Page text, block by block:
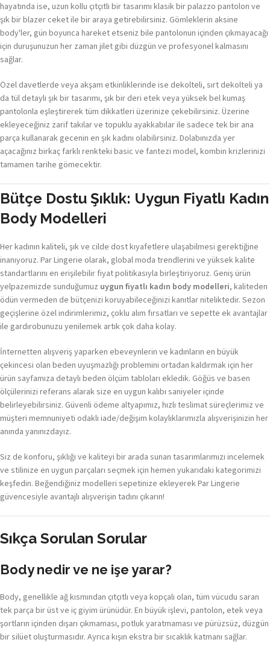
hayatında ise, uzun kollu çıtçıtlı bir tasarımı klasik bir palazzo pantolon ve
şık bir blazer ceket ile bir araya getirebilirsiniz. Gömleklerin aksine
body'ler, gün boyunca hareket etseniz bile pantolonun içinden çıkmayacağı
için duruşunuzun her zaman jilet gibi düzgün ve profesyonel kalmasını
sağlar.
Özel davetlerde veya akşam etkinliklerinde ise dekolteli, sırt dekolteli ya
da tül detaylı şık bir tasarımı, şık bir deri etek veya yüksek bel kumaş
pantolonla eşleştirerek tüm dikkatleri üzerinize çekebilirsiniz. Üzerine
ekleyeceğiniz zarif takılar ve topuklu ayakkabılar ile sadece tek bir ana
parça kullanarak gecenin en şık kadını olabilirsiniz. Dolabınızda yer
açacağınız birkaç farklı renkteki basic ve fantezi model, kombin krizlerinizi
tamamen tarihe gömecektir.
Bütçe Dostu Şıklık: Uygun Fiyatlı Kadın
Body Modelleri
Her kadının kaliteli, şık ve cilde dost kıyafetlere ulaşabilmesi gerektiğine
inanıyoruz. Par Lingerie olarak, global moda trendlerini ve yüksek kalite
standartlarını en erişilebilir fiyat politikasıyla birleştiriyoruz. Geniş ürün
yelpazemizde sunduğumuz uygun fiyatlı kadın body modelleri, kaliteden
ödün vermeden de bütçenizi koruyabileceğinizi kanıtlar niteliktedir. Sezon
geçişlerine özel indirimlerimiz, çoklu alım fırsatları ve sepette ek avantajlar
ile gardırobunuzu yenilemek artık çok daha kolay.
İnternetten alışveriş yaparken ebeveynlerin ve kadınların en büyük
çekincesi olan beden uyuşmazlığı problemini ortadan kaldırmak için her
ürün sayfamıza detaylı beden ölçüm tabloları ekledik. Göğüs ve basen
ölçülerinizi referans alarak size en uygun kalıbı saniyeler içinde
belirleyebilirsiniz. Güvenli ödeme altyapımız, hızlı teslimat süreçlerimiz ve
müşteri memnuniyeti odaklı iade/değişim kolaylıklarımızla alışverişinizin her
anında yanınızdayız.
Siz de konforu, şıklığı ve kaliteyi bir arada sunan tasarımlarımızı incelemek
ve stilinize en uygun parçaları seçmek için hemen yukarıdaki kategorimizi
keşfedin. Beğendiğiniz modelleri sepetinize ekleyerek Par Lingerie
güvencesiyle avantajlı alışverişin tadını çıkarın!
Sıkça Sorulan Sorular
Body nedir ve ne işe yarar?
Body, genellikle ağ kısmından çıtçıtlı veya kopçalı olan, tüm vücudu saran
tek parça bir üst ve iç giyim ürünüdür. En büyük işlevi, pantolon, etek veya
şortların içinden dışarı çıkmaması, potluk yaratmaması ve pürüzsüz, düzgün
bir silüet oluşturmasıdır. Ayrıca kışın ekstra bir sıcaklık katmanı sağlar.